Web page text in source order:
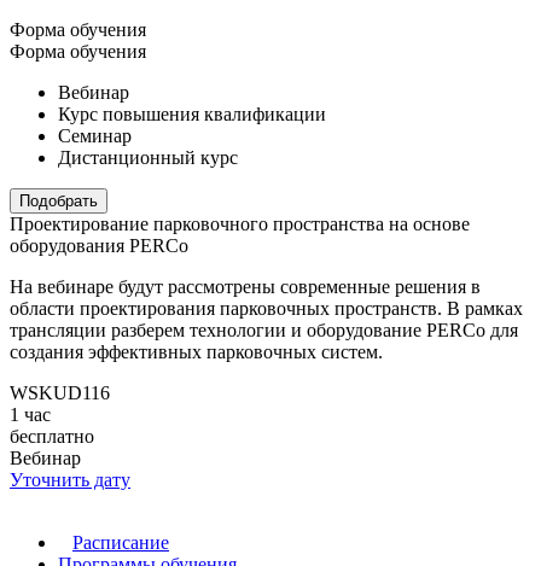
Форма обучения
Форма обучения
Вебинар
Курс повышения квалификации
Семинар
Дистанционный курс
Подобрать
Проектирование парковочного пространства на основе
оборудования PERCo
На вебинаре будут рассмотрены современные решения в
области проектирования парковочных пространств. В рамках
трансляции разберем технологии и оборудование PERCo для
создания эффективных парковочных систем.
WSKUD116
1 час
бесплатно
Вебинар
Уточнить дату
Расписание